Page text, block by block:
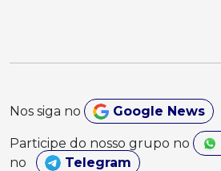
Nos siga no Google News
Participe do nosso grupo no
no
Telegram